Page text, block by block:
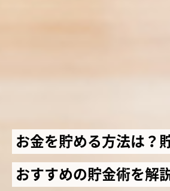
お金を貯める方法は？
おすすめの貯金術を解